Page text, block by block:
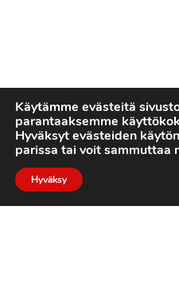
Käytämme evästeitä
parantaaksemme
Hyväksyt evästeiden
parissa tai voit sammuttaa
Hyväksy